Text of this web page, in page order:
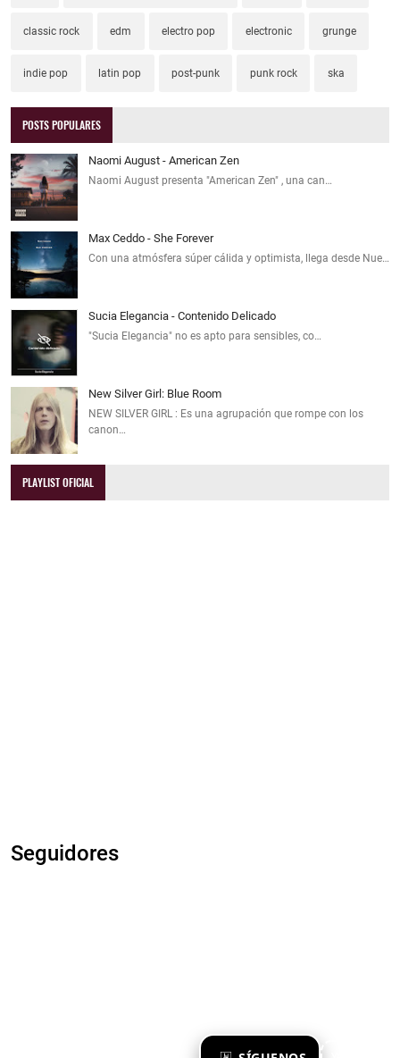
classic rock edm electro pop electronic grunge
indie pop latin pop post-punk punk rock ska
POSTS POPULARES
Naomi August - American Zen
Naomi August presenta "American Zen" , una can…
Max Ceddo - She Forever
Con una atmósfera súper cálida y optimista, llega desde Nue…
Sucia Elegancia - Contenido Delicado
"Sucia Elegancia" no es apto para sensibles, co…
New Silver Girl: Blue Room
NEW SILVER GIRL : Es una agrupación que rompe con los
canon…
PLAYLIST OFICIAL
Seguidores